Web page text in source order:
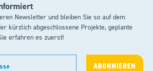
Newsletter und bleiben Sie so auf dem
kürzlich abgeschlossene Projekte, geplante
erfahren es zuerst!